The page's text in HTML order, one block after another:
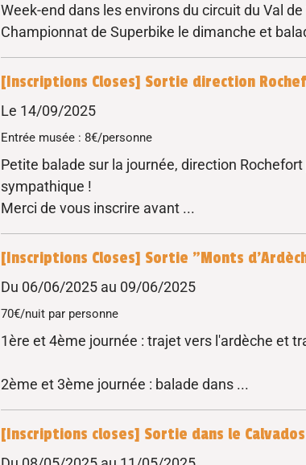
Week-end dans les environs du circuit du Val
Championnat de Superbike le dimanche et
[Inscriptions Closes] Sortie direction
Le 14/09/2025
Entrée musée : 8€/personne
Petite balade sur la journée, direction
sympathique !
Merci de vous inscrire avant ...
[Inscriptions Closes] Sortie "Monts
Du 06/06/2025 au 09/06/2025
70€/nuit par personne
1ère et 4ème journée : trajet vers l'ardèche et
2ème et 3ème journée : balade dans ...
[Inscriptions closes] Sortie dans le Calvados